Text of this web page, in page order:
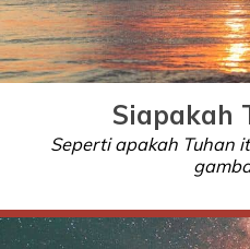
Siapakah
Seperti apakah Tuhan